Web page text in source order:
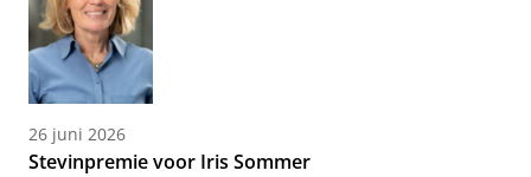
26 juni 2026
Stevinpremie voor Iris Sommer